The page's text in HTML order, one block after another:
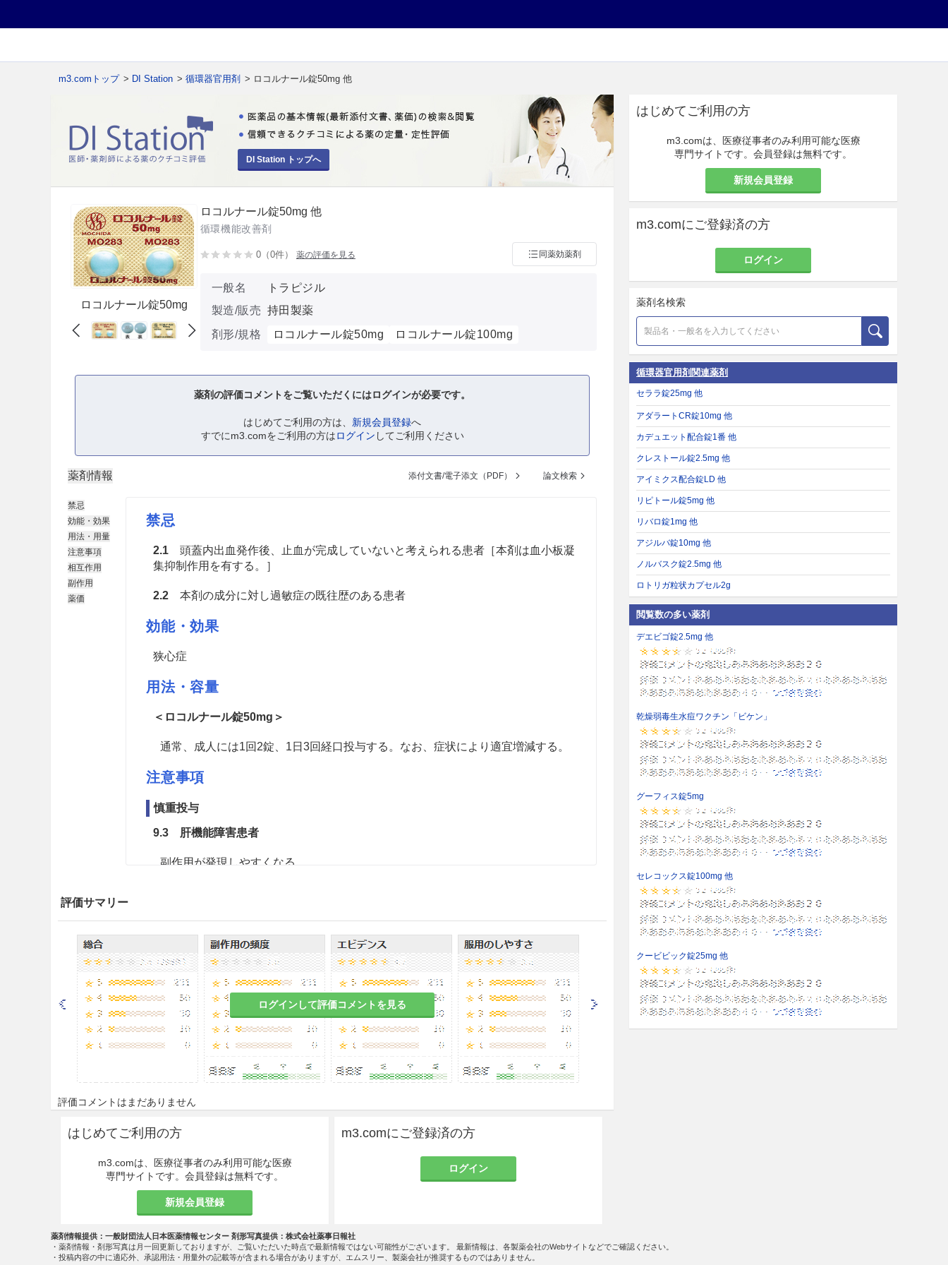
m3.comトップ > DI Station > 循環器官用剤 > ロコルナール錠50mg 他
DI Station トップへ
ロコルナール錠50mg
ロコルナール錠50mg 他
循環機能改善剤
0（0件） 薬の評価を見る 同薬効薬剤
一般名
トラピジル
製造/販売 持田製薬
剤形/規格
ロコルナール錠50mg ロコルナール錠100mg
薬剤の評価コメントをご覧いただくにはログインが必要です。
はじめてご利用の方は、 新規会員登録へ
すでにm3.comをご利用の方はログイン してご利用ください
薬剤情報 添付文書/電子添文（PDF） 論文検索
禁忌
効能・効果
用法・用量
注意事項
相互作用
副作用
薬価
禁忌
2.1頭蓋内出血発作後、止血が完成していないと考えられる患者［本剤は血小板凝
集抑制作用を有する。］
2.2本剤の成分に対し過敏症の既往歴のある患者
効能・効果
狭心症
用法・容量
＜ロコルナール錠50mg＞
通常、成人には1回2錠、1日3回経口投与する。なお、症状により適宜増減する。
注意事項
慎重投与
9.3 肝機能障害患者
副作用が発現しやすくなる。
妊婦又は妊娠している可能性のある女性には投与しないことが望ましい。動物実
験（マウス）で、高用量において胎児の発育遅延が認められている。
9.6 授乳婦
治療上の有益性及び母乳栄養の有益性を考慮し、授乳の継続又は中止を検討する
こと。動物実験（ラット）で、乳汁中への移行が認められている。
9.7 小児等
小児等を対象とした有効性及び安全性を指標とした臨床試験は実施していない。
9.8 高齢者
減量するなど注意すること。一般に生理機能が低下している。
過量投与
13.1 症状
本剤の大量服用（トラピジルとして15g）で、重症ショック（昏睡状態、頻回の嘔
吐、全身痙攣、血圧低下、呼吸困難、四肢冷感等）があらわれたとの報告があ
る。
評価サマリー
ログインして評価コメントを見る
評価コメントはまだありません
はじめてご利用の方
m3.comは、医療従事者のみ利用可能な医療
専門サイトです。会員登録は無料です。
新規会員登録
m3.comにご登録済の方
ログイン
はじめてご利用の方
m3.comは、医療従事者のみ利用可能な医療
専門サイトです。会員登録は無料です。
新規会員登録
m3.comにご登録済の方
ログイン
薬剤名検索
循環器官用剤関連薬剤
セララ錠25mg 他
アダラートCR錠10mg 他
カデュエット配合錠1番 他
クレストール錠2.5mg 他
アイミクス配合錠LD 他
リピトール錠5mg 他
リバロ錠1mg 他
アジルバ錠10mg 他
ノルバスク錠2.5mg 他
ロトリガ粒状カプセル2g
閲覧数の多い薬剤
デエビゴ錠2.5mg 他
乾燥弱毒生水痘ワクチン「ビケン」
グーフィス錠5mg
セレコックス錠100mg 他
クービビック錠25mg 他
薬剤情報提供：一般財団法人日本医薬情報センター 剤形写真提供：株式会社薬事日報社
・薬剤情報・剤形写真は月一回更新しておりますが、ご覧いただいた時点で最新情報ではない可能性がございます。 最新情報は、各製薬会社のWebサイトなどでご確認ください。
・投稿内容の中に適応外、承認用法・用量外の記載等が含まれる場合がありますが、エムスリー、製薬会社が推奨するものではありません。